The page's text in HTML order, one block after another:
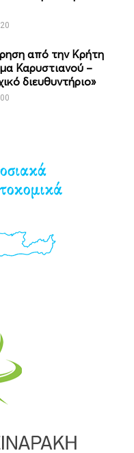
από την Κρήτη
Καρυστιανού –
διευθυντήριο»